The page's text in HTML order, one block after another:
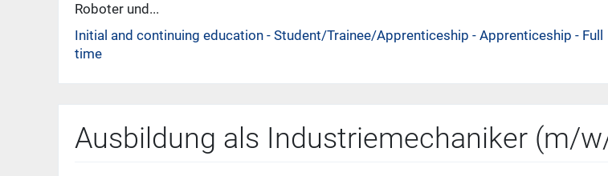
Roboter und...
Initial and continuing education - Student/Trainee/Apprenticeship - Apprenticeship - Full
time
Ausbildung als Industriemechaniker (m/